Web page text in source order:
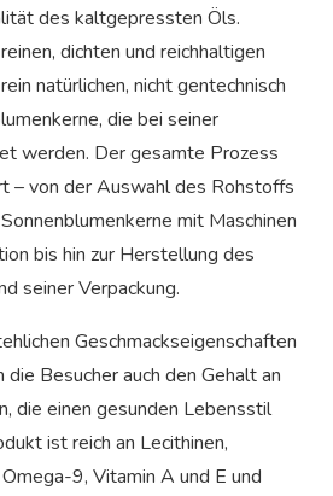
des kaltgepressten Öls.
dichten und reichhaltigen
natürlichen, nicht gentechnisch
die bei seiner
werden. Der gesamte Prozess
– von der Auswahl des Rohstoffs
mit Maschinen
bis hin zur Herstellung des
seiner Verpackung.
Geschmackseigenschaften
Besucher auch den Gehalt an
die einen gesunden Lebensstil
ist reich an Lecithinen,
9, Vitamin A und E und